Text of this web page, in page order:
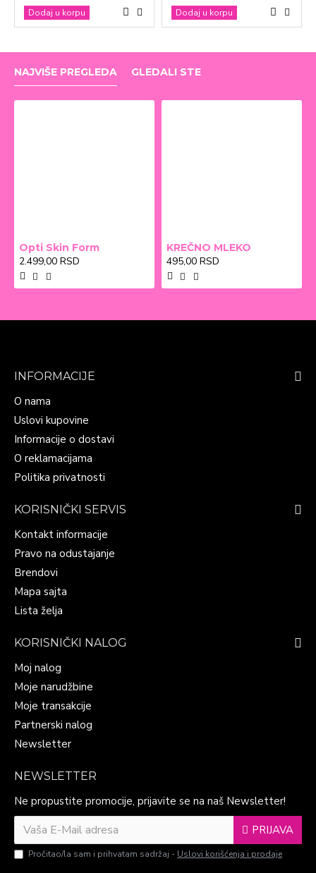
Dodaj u korpu Dodaj u korpu
NAJVIŠE PREGLEDA GLEDALI STE
Opti Skin Form
2.499,00 RSD
KREČNO MLEKO
495,00 RSD
INFORMACIJE
O nama
Uslovi kupovine
Informacije o dostavi
O reklamacijama
Politika privatnosti
KORISNIČKI SERVIS
Kontakt informacije
Pravo na odustajanje
Brendovi
Mapa sajta
Lista želja
KORISNIČKI NALOG
Moj nalog
Moje narudžbine
Moje transakcije
Partnerski nalog
Newsletter
NEWSLETTER
Ne propustite promocije, prijavite se na naš Newsletter!
PRIJAVA
Pročitao/la sam i prihvatam sadržaj - Uslovi korišćenja i prodaje